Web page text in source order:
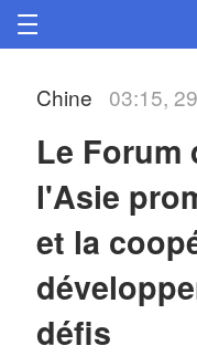
Chine 03:15,
Le Forum
l'Asie
et la
défis